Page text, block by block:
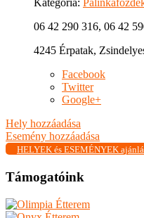
06 42 290 316, 06 42
4245 Érpatak,
Facebook
Twitter
Google+
Hely hozzáadása
Esemény hozzáadása
HELYEK és ESEMÉNYEK
Támogatóink